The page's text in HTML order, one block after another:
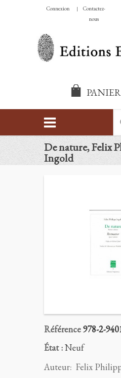
Connexion
Contactez-
nous
PANIER
De nature, Felix
Ingold
Référence978-2-
État :Neuf
Auteur: Felix